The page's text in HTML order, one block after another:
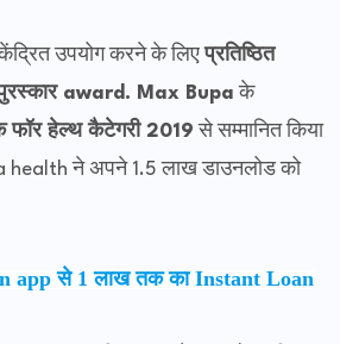
केंद्रित उपयोग करने के लिएप्रतिष्ठित
पुरस्कार award. Max Bupa के
फॉर हेल्थ कैटेगरी 2019 से सम्मानित किया
healthनेअपने 1.5 लाख डाउनलोड को
app से 1 लाख तक का Instant Loan